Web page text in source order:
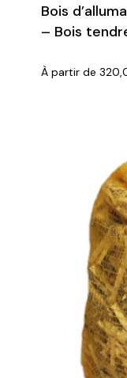
Bois
– Bois
À partir de